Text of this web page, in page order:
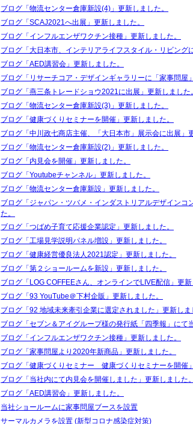
ブログ「物流センター倉庫新設(4)」更新しました。
ブログ「SCAJ2021へ出展」更新しました。
ブログ「インフルエンザワクチン接種」更新しました。
ブログ「大日本市、インテリアライフスタイル・リビング
ブログ「AED講習会」更新しました。
ブログ「リサーチコア・デザインギャラリーに「家事問屋
ブログ「燕三条トレードショウ2021に出展」更新しました。
ブログ「物流センター倉庫新設(3)」更新しました。
ブログ「健康づくりセミナーを開催」更新しました。
ブログ「中川政七商店主催、「大日本市」展示会に出展」
ブログ「物流センター倉庫新設(2)」更新しました。
ブログ「内見会を開催」更新しました。
ブログ「Youtubeチャンネル」更新しました。
ブログ「物流センター倉庫新設」更新しました。
ブログ「ジャパン・ツバメ・インダストリアルデザイン
た。
ブログ「つばめ子育て応援企業認定」更新しました。
ブログ「工場見学説明パネル増設」更新しました。
ブログ「健康経営優良法人2021認定」更新しました。
ブログ「第２ショールームを新設」更新しました。
ブログ「LOG COFFEEさん、オンラインでLIVE配信」更新
ブログ「93 YouTube＠下村企販」更新しました。
ブログ「92 地域未来牽引企業に選定されました」更新しま
ブログ「セブン＆アイグループ様の発行紙「四季報」にて
ブログ「インフルエンザワクチン接種」更新しました。
ブログ「家事問屋より2020年新商品」更新しました。
ブログ「健康づくりセミナー 健康づくりセミナーを開催
ブログ「当社内にて内見会を開催しました」更新しました。
ブログ「AED講習会」更新しました。
当社ショールームに家事問屋ブースを設置
サーマルカメラを設置 (新型コロナ感染症対策)